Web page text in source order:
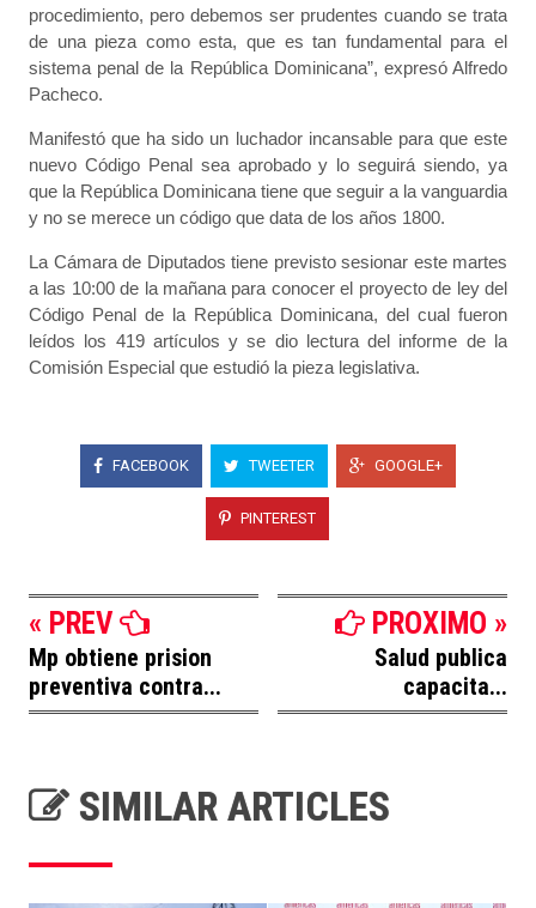
procedimiento, pero debemos ser prudentes cuando se trata
de una pieza como esta, que es tan fundamental para el
sistema penal de la República Dominicana”, expresó Alfredo
Pacheco.
Manifestó que ha sido un luchador incansable para que este
nuevo Código Penal sea aprobado y lo seguirá siendo, ya
que la República Dominicana tiene que seguir a la vanguardia
y no se merece un código que data de los años 1800.
La Cámara de Diputados tiene previsto sesionar este martes
a las 10:00 de la mañana para conocer el proyecto de ley del
Código Penal de la República Dominicana, del cual fueron
leídos los 419 artículos y se dio lectura del informe de la
Comisión Especial que estudió la pieza legislativa.
FACEBOOK TWEETER GOOGLE+
PINTEREST
« PREV
Mp obtiene prision
preventiva contra...
PROXIMO »
Salud publica
capacita...
SIMILAR ARTICLES